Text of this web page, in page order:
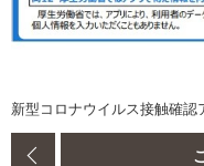
新型コロナウイルス接触確認